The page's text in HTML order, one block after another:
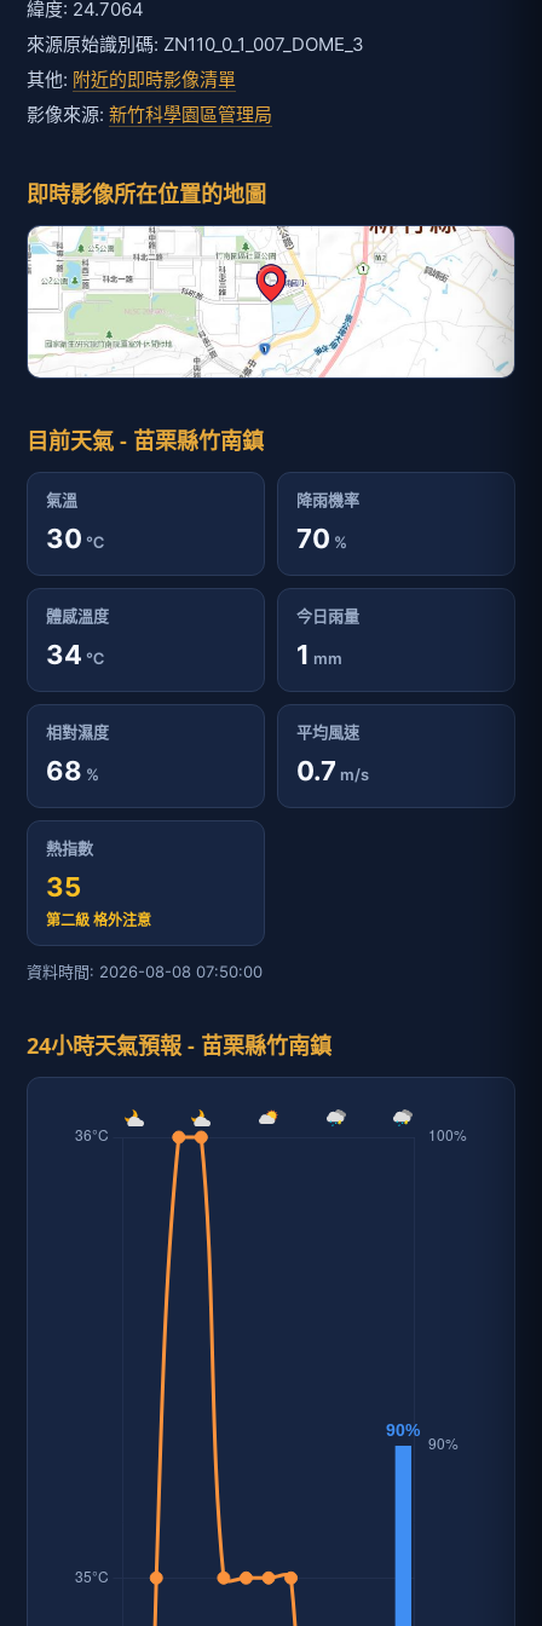
緯度: 24.7064
來源原始識別碼: ZN110_0_1_007_DOME_3
其他: 附近的即時影像清單
影像來源: 新竹科學園區管理局
即時影像所在位置的地圖
目前天氣 - 苗栗縣竹南鎮
氣溫
30 ℃
降雨機率
70 %
體感溫度
34 ℃
今日雨量
1 mm
相對濕度
68 %
平均風速
0.7 m/s
熱指數
35
第二級 格外注意
資料時間: 2026-08-08 07:50:00
24小時天氣預報 - 苗栗縣竹南鎮